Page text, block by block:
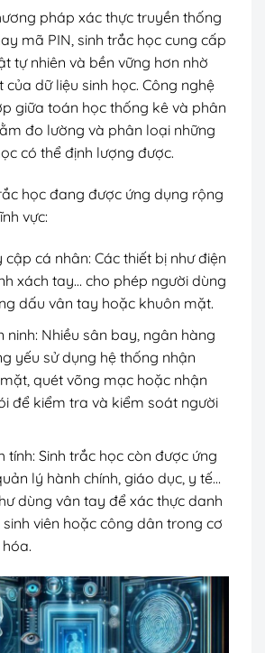
pháp xác thực truyền thống
mã PIN, sinh trắc học cung cấp
tự nhiên và bền vững hơn nhờ
dữ liệu sinh học. Công nghệ
giữa toán học thống kê và phân
đo lường và phân loại những
có thể định lượng được.
học đang được ứng dụng rộng
vực:
cập cá nhân: Các thiết bị như điện
xách tay… cho phép người dùng
dấu vân tay hoặc khuôn mặt.
ninh: Nhiều sân bay, ngân hàng
yếu sử dụng hệ thống nhận
quét võng mạc hoặc nhận
để kiểm tra và kiểm soát người
tính: Sinh trắc học còn được ứng
lý hành chính, giáo dục, y tế…
dùng vân tay để xác thực danh
sinh viên hoặc công dân trong cơ